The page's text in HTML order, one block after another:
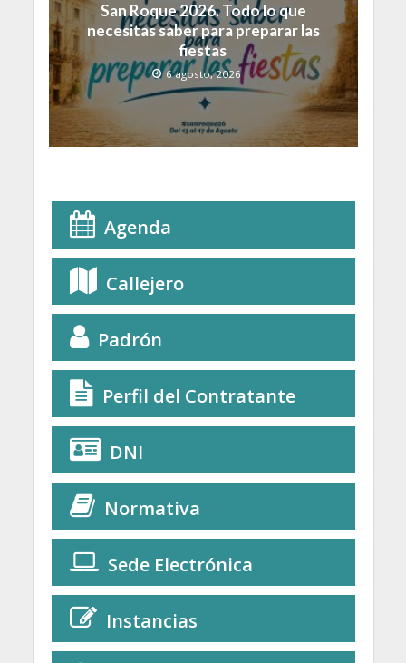
San Roque 2026. Todo lo que
necesitas saber para preparar las
fiestas
6 agosto, 2026
Agenda
Callejero
Padrón
Perfil del Contratante
DNI
Normativa
Sede Electrónica
Instancias